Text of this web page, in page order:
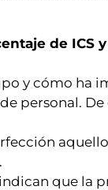
de ICS
y cómo ha
personal. De
que la